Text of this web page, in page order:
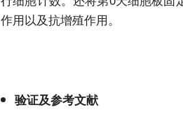
作用以及抗增殖作用。
验证及参考文献